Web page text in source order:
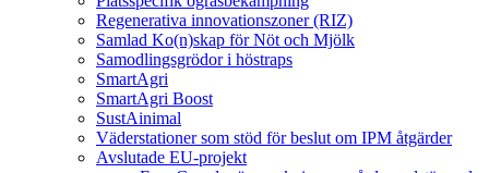
Regenerativa innovationszoner (RIZ)
Samlad Ko(n)skap för Nöt och Mjölk
Samodlingsgrödor i höstraps
SmartAgri
SmartAgri Boost
SustAinimal
Väderstationer som stöd för beslut om IPM åtgärder
Avslutade EU-projekt